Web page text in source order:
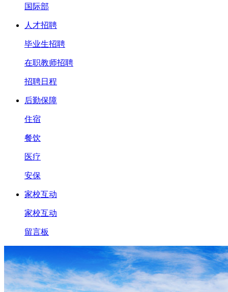
国际部
人才招聘
毕业生招聘
在职教师招聘
招聘日程
后勤保障
住宿
餐饮
医疗
安保
家校互动
家校互动
留言板